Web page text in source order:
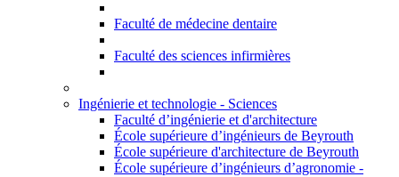
Faculté de médecine dentaire
Faculté des sciences infirmières
Ingénierie et technologie - Sciences
Faculté d’ingénierie et d'architecture
École supérieure d’ingénieurs de Beyrouth
École supérieure d'architecture de Beyrouth
École supérieure d’ingénieurs d’agronomie -